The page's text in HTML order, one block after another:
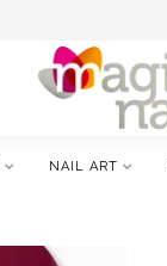
NAIL ART